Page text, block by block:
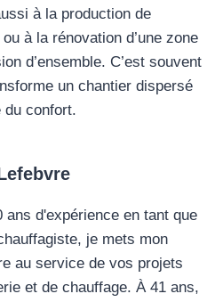
à la production de
à la rénovation d’une zone
d’ensemble. C’est souvent
un chantier dispersé
du confort.
ans d'expérience en tant que
je mets mon
au service de vos projets
et de chauffage. À 41 ans,